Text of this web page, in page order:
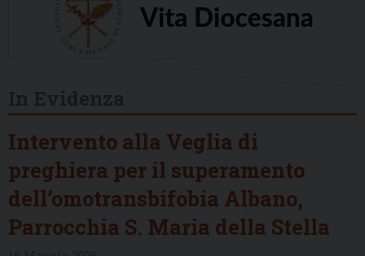
Intervento alla Veglia di
preghiera per il superamento
dell’omotransbifobia Albano,
Parrocchia S. Maria della Stella